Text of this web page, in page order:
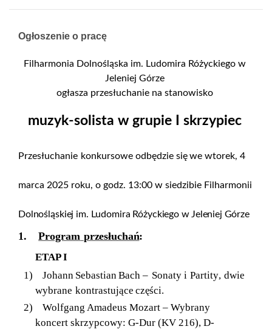
Ogłoszenie o pracę
Filharmonia Dolnośląska im. Ludomira Różyckiego w
Jeleniej Górze
ogłasza przesłuchanie na stanowisko
muzyk-solista w grupie I skrzypiec
Przesłuchanie konkursowe odbędzie się we wtorek, 4
marca 2025 roku, o godz. 13:00 w siedzibie Filharmonii
Dolnośląskiej im. Ludomira Różyckiego w Jeleniej Górze
1. Program przesłuchań:
ETAP I
1)
Johann SebastianBach – Sonaty i Partity, dwie
wybrane kontrastujące części.
2) Wolfgang Amadeus Mozart – Wybrany
koncert skrzypcowy: G-Dur (KV 216), D-